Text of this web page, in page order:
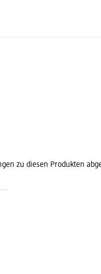
zu diesen Produkten